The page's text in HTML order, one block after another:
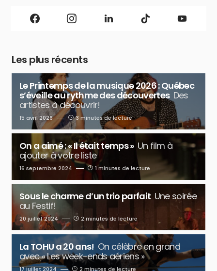
Les plus récents
Le Printemps de la musique 2026 : Québec
s’éveille au rythme des découvertes Des
artistes à découvrir!
15 avril 2026 3 minutes de lecture
On a aimé : « Il était temps » Un film à
ajouter à votre liste
16 septembre 2024 1 minutes de lecture
Sous le charme d’un trio parfait Une soirée
au Festif!
20 juillet 2024 2 minutes de lecture
La TOHU a 20 ans! On célèbre en grand
avec « Les week-ends aériens »
17 juillet 2024 2 minutes de lecture